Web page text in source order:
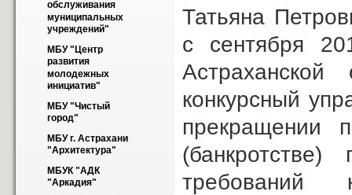
обслуживания
муниципальных
учреждений"
МБУ "Центр
развития
молодежных
инициатив"
МБУ "Чистый
город"
МБУ г. Астрахани
"Архитектура"
МБУК "АДК
"Аркадия"
Татьяна
с сентября
конкурсный
прекращении
требований